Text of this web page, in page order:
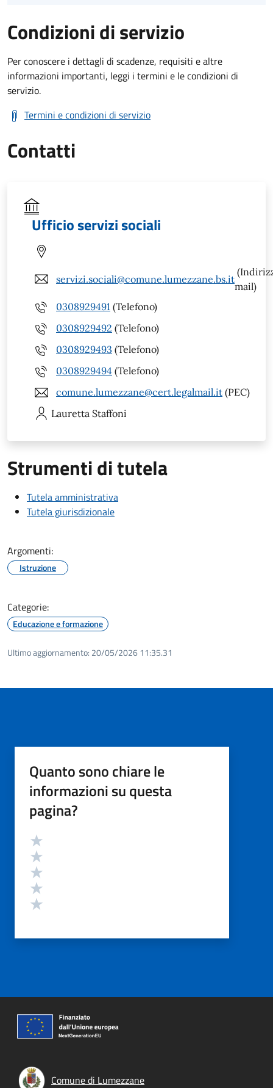
Condizioni di servizio
Per conoscere i dettagli di scadenze, requisiti e altre
informazioni importanti, leggi i termini e le condizioni di
servizio.
Termini e condizioni di servizio
Contatti
Ufficio servizi sociali
servizi.sociali@comune.lumezzane.bs.it
mail)
0308929491 (Telefono)
0308929492 (Telefono)
0308929493 (Telefono)
0308929494 (Telefono)
comune.lumezzane@cert.legalmail.it (PEC)
Lauretta Staffoni
Strumenti di tutela
Tutela amministrativa
Tutela giurisdizionale
Argomenti:
Istruzione
Categorie:
Educazione e formazione
Ultimo aggiornamento: 20/05/2026 11:35.31
Quanto sono chiare le
informazioni su questa
pagina?
Valutazione
Comune di Lumezzane